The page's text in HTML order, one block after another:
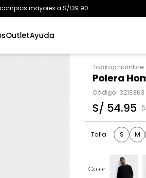
mayores a S/139.90
OutletAyuda
Topitop hombre
Polera
Código: 3213363
S/ 54.95
Talla S M
Color: